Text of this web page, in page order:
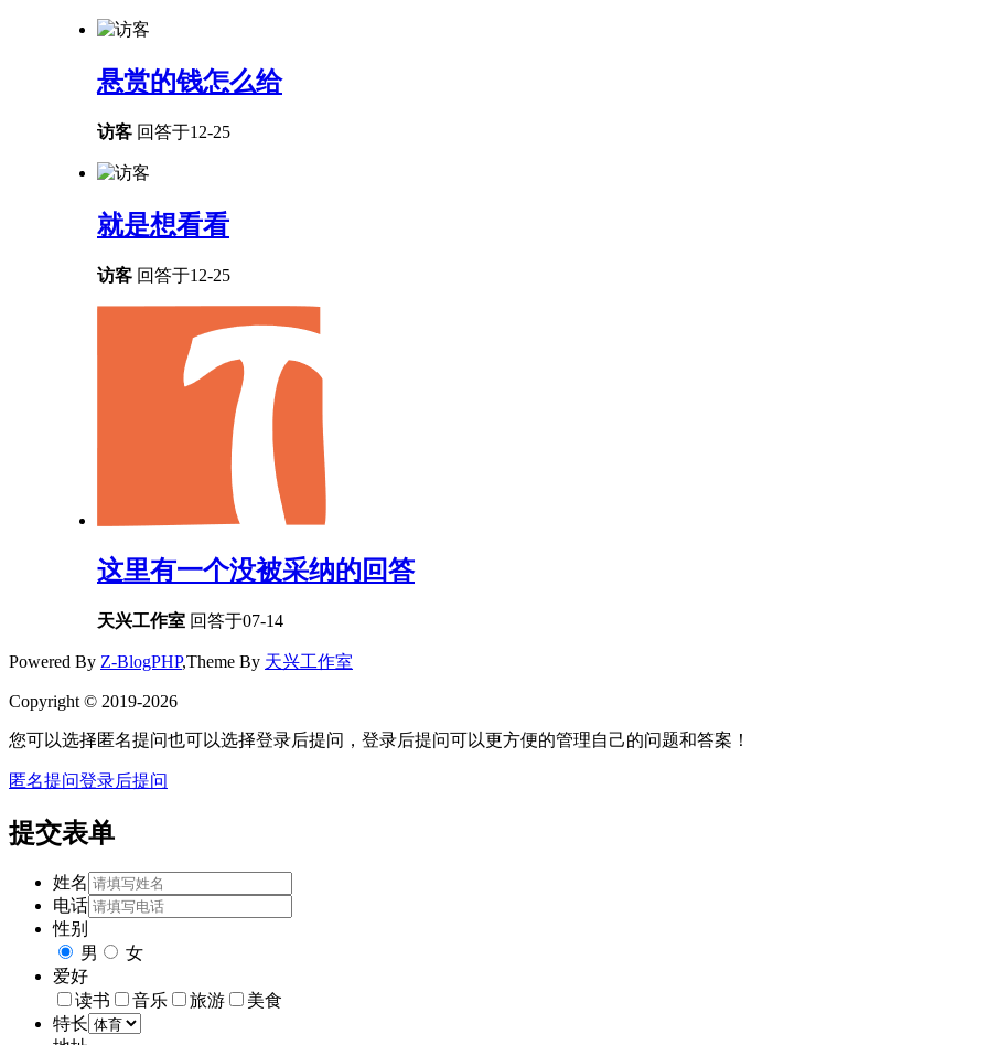
悬赏的钱怎么给
访客 回答于12-25
就是想看看
访客 回答于12-25
这里有一个没被采纳的回答
天兴工作室 回答于07-14
Powered By Z-BlogPHP,Theme By 天兴工作室
Copyright © 2019-2026
您可以选择匿名提问也可以选择登录后提问，登录后提问可以更方便的管理自己的问题和答案！
匿名提问登录后提问
提交表单
姓名
电话
性别
男
女
爱好
读书
音乐 旅游
美食
特长